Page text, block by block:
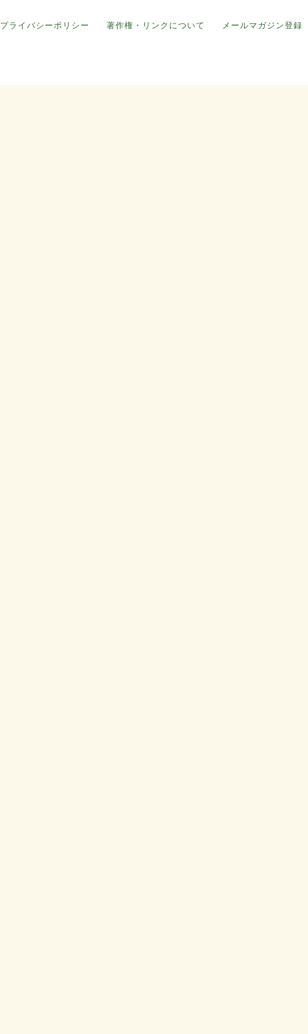
プライバシーポリシー 著作権・リンクについて メールマガジン登録